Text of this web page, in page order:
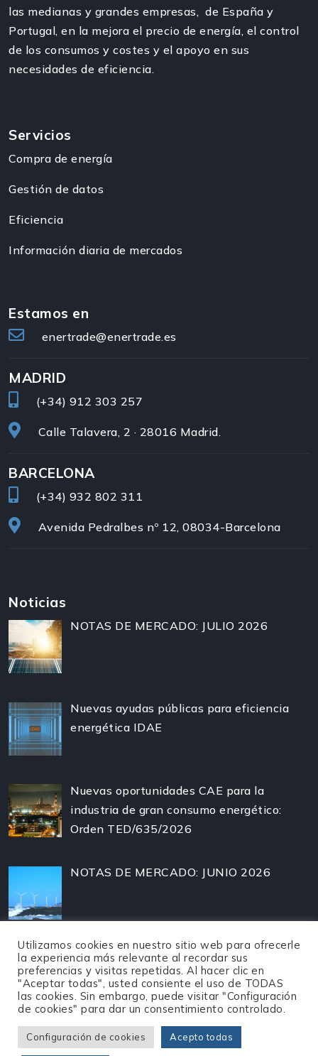
las medianas y grandes empresas, de España y
Portugal, en la mejora el precio de energía, el control
de los consumos y costes y el apoyo en sus
necesidades de eficiencia.
Servicios
Compra de energía
Gestión de datos
Eficiencia
Información diaria de mercados
Estamos en
enertrade@enertrade.es
MADRID
(+34) 912 303 257
Calle Talavera, 2 · 28016 Madrid.
BARCELONA
(+34) 932 802 311
Avenida Pedralbes nº 12, 08034-Barcelona
Noticias
NOTAS DE MERCADO: JULIO 2026
Nuevas ayudas públicas para eficiencia
energética IDAE
Nuevas oportunidades CAE para la
industria de gran consumo energético:
Orden TED/635/2026
NOTAS DE MERCADO: JUNIO 2026
©2026Enertrade -Política de privacidad
Utilizamos cookies en nuestro sitio web para ofrecerle
la experiencia más relevante al recordar sus
preferencias y visitas repetidas. Al hacer clic en
"Aceptar todas", usted consiente el uso de TODAS
las cookies. Sin embargo, puede visitar "Configuración
de cookies" para dar un consentimiento controlado.
Configuración de cookies Acepto todas